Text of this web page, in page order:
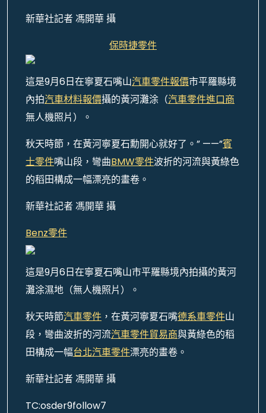
新華社記者 馮開華 攝
保時捷零件
這是9月6日在寧夏石嘴山汽車零件報價市平羅縣境
內拍汽車材料報價攝的黃河灘涂（汽車零件進口商
無人機照片）。
秋天時節，在黃河寧夏石勳開心就好了。” ——”賓
士零件嘴山段，彎曲BMW零件波折的河流與黃綠色
的稻田構成一幅漂亮的畫卷。
新華社記者 馮開華 攝
Benz零件
這是9月6日在寧夏石嘴山市平羅縣境內拍攝的黃河
灘涂濕地（無人機照片）。
秋天時節汽車零件 ，在黃河寧夏石嘴德系車零件山
段，彎曲波折的河流汽車零件貿易商與黃綠色的稻
田構成一幅台北汽車零件漂亮的畫卷。
新華社記者 馮開華 攝
TC:osder9follow7